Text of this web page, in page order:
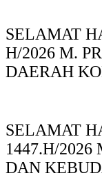
SELAMAT
H/2026 M.
DAERAH
SELAMAT
1447.H/
DAN